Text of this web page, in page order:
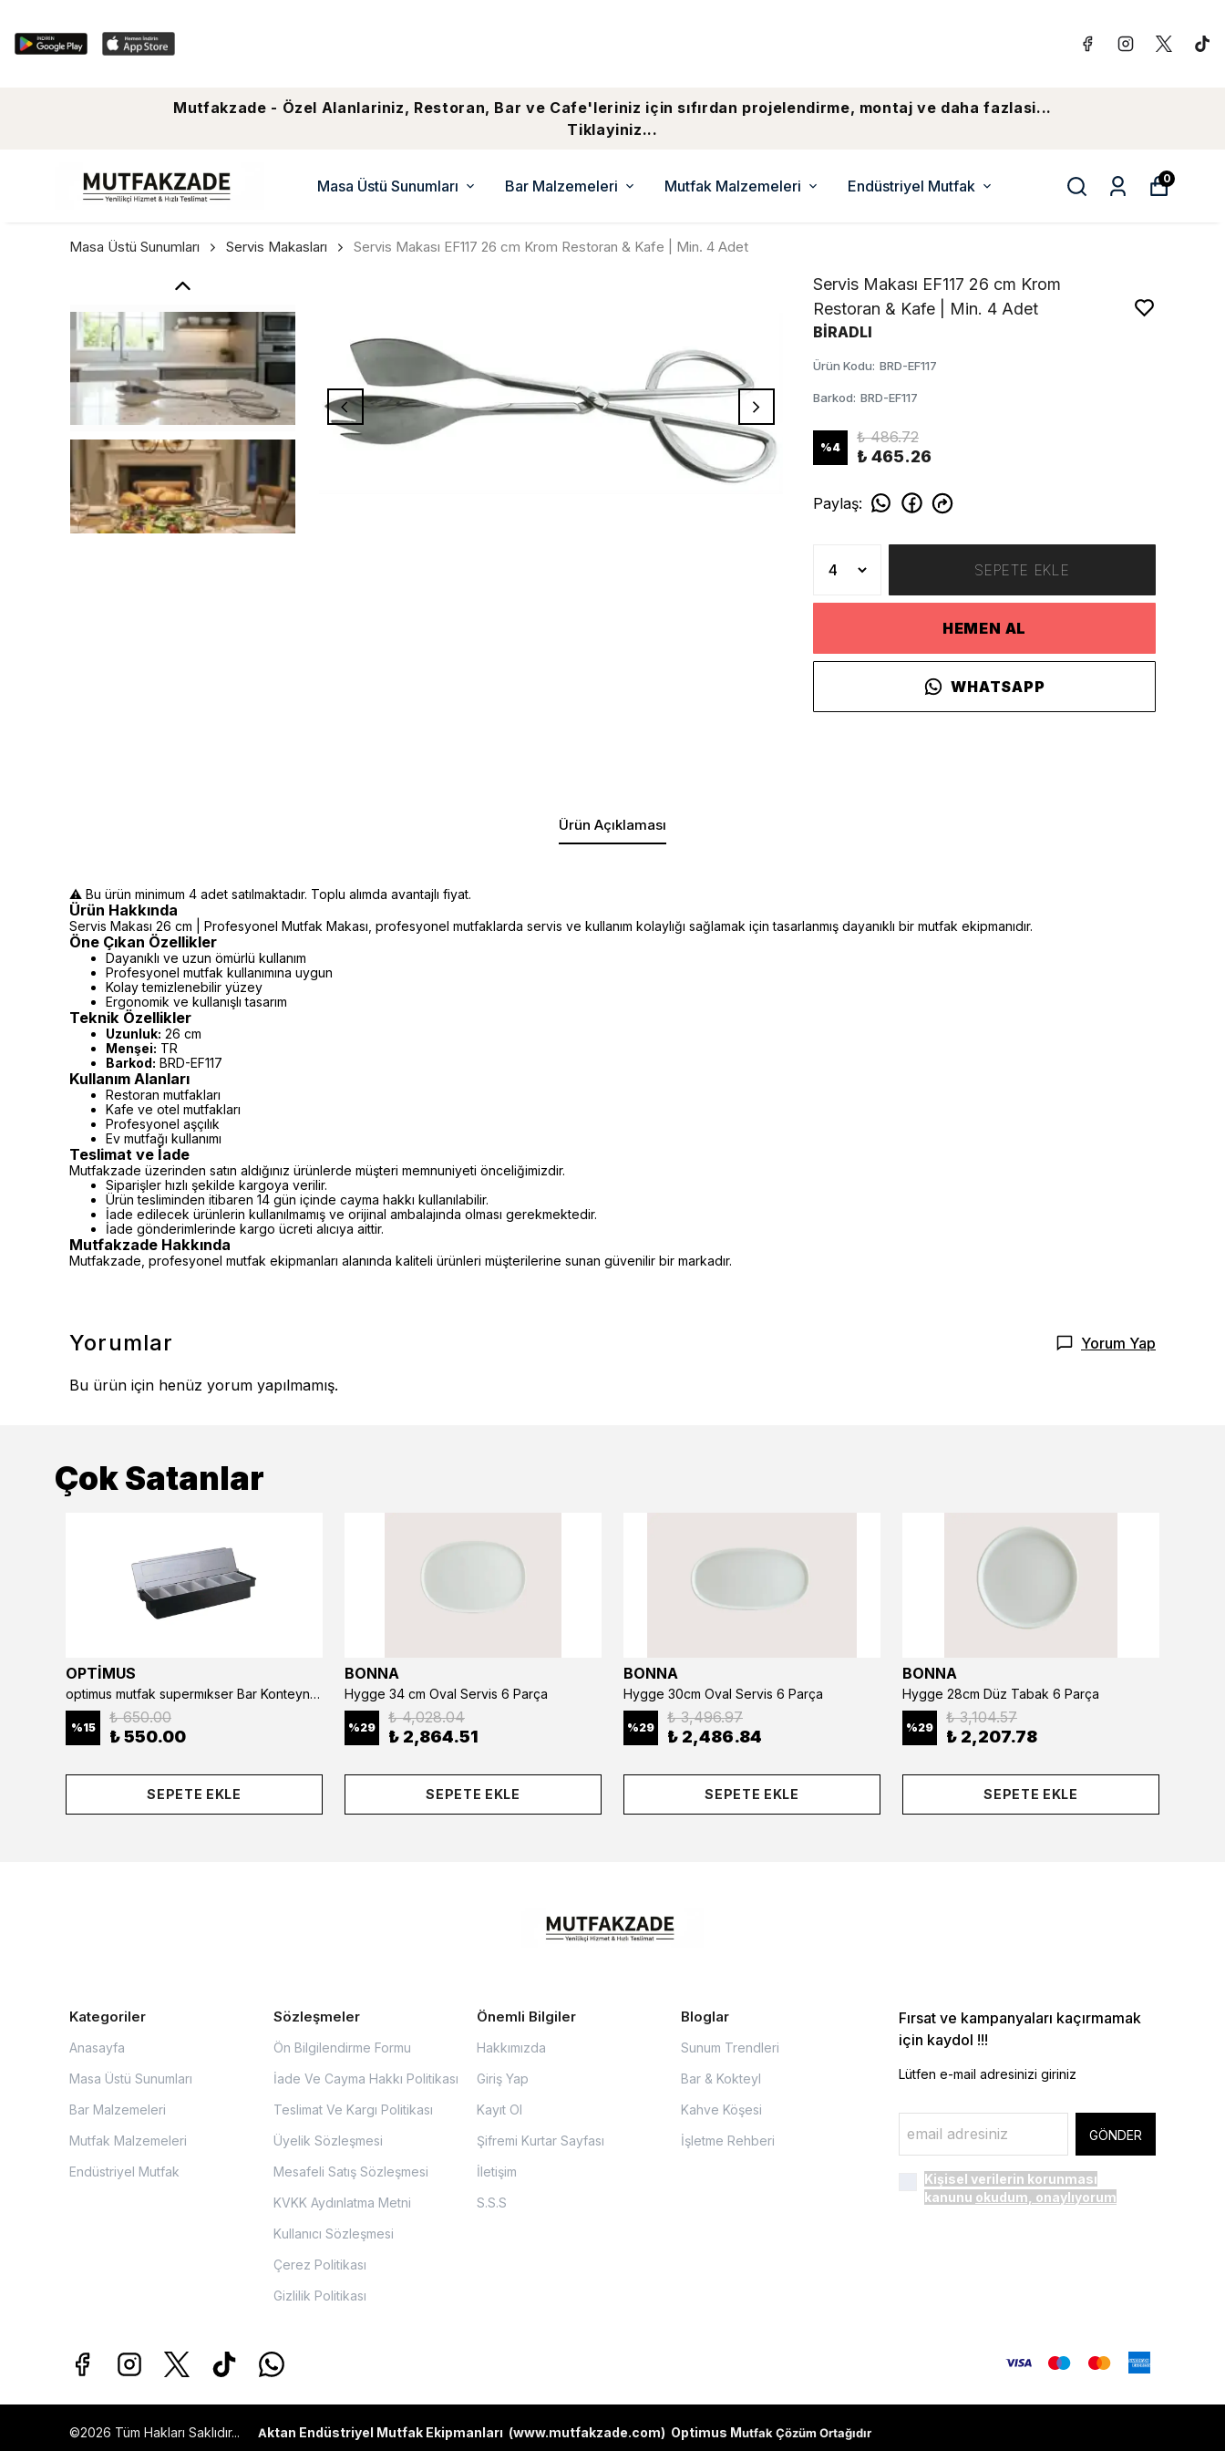
Mutfakzade - Özel Alanlariniz, Restoran, Bar ve Cafe'leriniz için sıfırdan projelendirme, montaj ve daha fazlasi...
Tiklayiniz...
Masa Üstü Sunumları Bar Malzemeleri Mutfak Malzemeleri Endüstriyel Mutfak 0
Masa Üstü Sunumları Servis Makasları Servis Makası EF117 26 cm Krom Restoran & Kafe | Min. 4 Adet
Servis Makası EF117 26 cm Krom
Restoran & Kafe | Min. 4 Adet
BİRADLI
Ürün Kodu: BRD-EF117
Barkod: BRD-EF117
%4
₺ 486.72
₺ 465.26
Paylaş:
SEPETE EKLE
HEMEN AL
WHATSAPP
Ürün Açıklaması
⚠️ Bu ürün minimum 4 adet satılmaktadır. Toplu alımda avantajlı fiyat.
Ürün Hakkında
Servis Makası 26 cm | Profesyonel Mutfak Makası, profesyonel mutfaklarda servis ve kullanım kolaylığı sağlamak için tasarlanmış dayanıklı bir mutfak ekipmanıdır.
Öne Çıkan Özellikler
Dayanıklı ve uzun ömürlü kullanım
Profesyonel mutfak kullanımına uygun
Kolay temizlenebilir yüzey
Ergonomik ve kullanışlı tasarım
Teknik Özellikler
Uzunluk: 26 cm
Menşei: TR
Barkod: BRD-EF117
Kullanım Alanları
Restoran mutfakları
Kafe ve otel mutfakları
Profesyonel aşçılık
Ev mutfağı kullanımı
Teslimat ve İade
Mutfakzade üzerinden satın aldığınız ürünlerde müşteri memnuniyeti önceliğimizdir.
Siparişler hızlı şekilde kargoya verilir.
Ürün tesliminden itibaren 14 gün içinde cayma hakkı kullanılabilir.
İade edilecek ürünlerin kullanılmamış ve orijinal ambalajında olması gerekmektedir.
İade gönderimlerinde kargo ücreti alıcıya aittir.
Mutfakzade Hakkında
Mutfakzade, profesyonel mutfak ekipmanları alanında kaliteli ürünleri müşterilerine sunan güvenilir bir markadır.
Yorumlar Yorum Yap
Bu ürün için henüz yorum yapılmamış.
Çok Satanlar
OPTİMUS
optimus mutfak supermıkser Bar Konteyner 6'lı 50×16×9 cm Kapaklı Polikarbon Organizer Bar & Kafe
%15
₺ 650.00
₺ 550.00
SEPETE EKLE
BONNA
Hygge 34 cm Oval Servis 6 Parça
%29
₺ 4,028.04
₺ 2,864.51
SEPETE EKLE
BONNA
Hygge 30cm Oval Servis 6 Parça
%29
₺ 3,496.97
₺ 2,486.84
SEPETE EKLE
BONNA
Hygge 28cm Düz Tabak 6 Parça
%29
₺ 3,104.57
₺ 2,207.78
SEPETE EKLE
Kategoriler
Anasayfa
Masa Üstü Sunumları
Bar Malzemeleri
Mutfak Malzemeleri
Endüstriyel Mutfak
Sözleşmeler
Ön Bilgilendirme Formu
İade Ve Cayma Hakkı Politikası
Teslimat Ve Kargı Politikası
Üyelik Sözleşmesi
Mesafeli Satış Sözleşmesi
KVKK Aydınlatma Metni
Kullanıcı Sözleşmesi
Çerez Politikası
Gizlilik Politikası
Önemli Bilgiler
Hakkımızda
Giriş Yap
Kayıt Ol
Şifremi Kurtar Sayfası
İletişim
S.S.S
Bloglar
Sunum Trendleri
Bar & Kokteyl
Kahve Köşesi
İşletme Rehberi
Fırsat ve kampanyaları kaçırmamak
için kaydol !!!
Lütfen e-mail adresinizi giriniz
GÖNDER
Kişisel verilerin korunması
kanunu okudum, onaylıyorum
©2026 Tüm Hakları Saklıdır... Aktan Endüstriyel Mutfak Ekipmanları (www.mutfakzade.com) Optimus Mutfak Çözüm Ortağıdır